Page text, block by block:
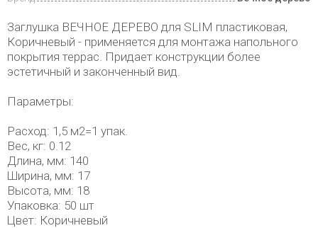
Заглушка ВЕЧНОЕ ДЕРЕВО для SLIM пластиковая,
Коричневый - применяется для монтажа напольного
покрытия террас. Придает конструкции более
эстетичный и законченный вид.
Параметры:
Расход: 1,5 м2=1 упак.
Вес, кг: 0.12
Длина, мм: 140
Ширина, мм: 17
Высота, мм: 18
Упаковка: 50 шт
Цвет: Коричневый